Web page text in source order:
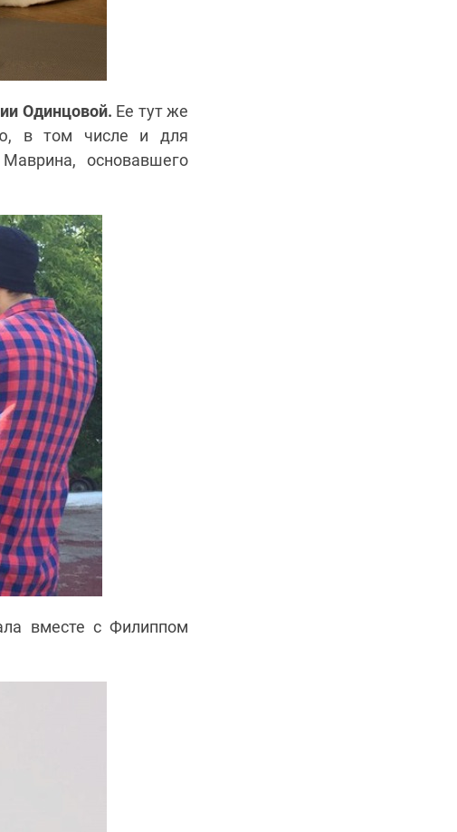
Одинцовой. Ее тут же
в том числе и для
основавшего
вместе с Филиппом